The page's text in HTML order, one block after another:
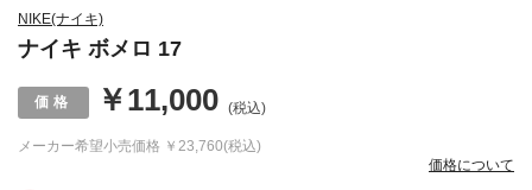
NIKE(ナイキ)
ナイキ ボメロ 17
メーカー希望小売価格 ￥23,760(税込)
￥11,000 (税込)
価格について